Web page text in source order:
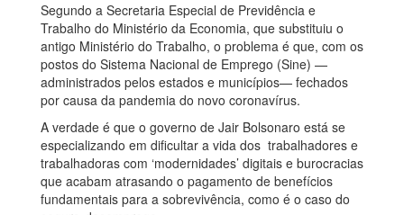
Segundo a Secretaria Especial de Previdência e
Trabalho do Ministério da Economia, que substituiu o
antigo Ministério do Trabalho, o problema é que, com os
postos do Sistema Nacional de Emprego (Sine) —
administrados pelos estados e municípios— fechados
por causa da pandemia do novo coronavírus.
A verdade é que o governo de Jair Bolsonaro está se
especializando em dificultar a vida dos trabalhadores e
trabalhadoras com ‘modernidades’ digitais e burocracias
que acabam atrasando o pagamento de benefícios
fundamentais para a sobrevivência, como é o caso do